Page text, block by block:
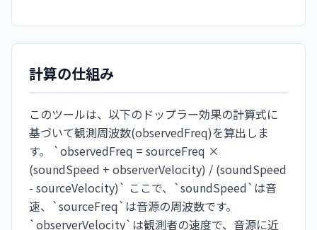
計算の仕組み
このツールは、以下のドップラー効果の計算式に
基づいて観測周波数(observedFreq)を算出しま
す。 `observedFreq = sourceFreq ×
(soundSpeed + observerVelocity) / (soundSpeed
- sourceVelocity)` ここで、`soundSpeed`は音
速、`sourceFreq`は音源の周波数です。
`observerVelocity`は観測者の速度で、音源に近